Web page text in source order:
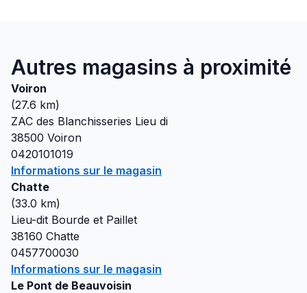
Autres magasins à proximité
Voiron
(27.6 km)
ZAC des Blanchisseries Lieu di
38500 Voiron
0420101019
Informations sur le magasin
Chatte
(33.0 km)
Lieu-dit Bourde et Paillet
38160 Chatte
0457700030
Informations sur le magasin
Le Pont de Beauvoisin